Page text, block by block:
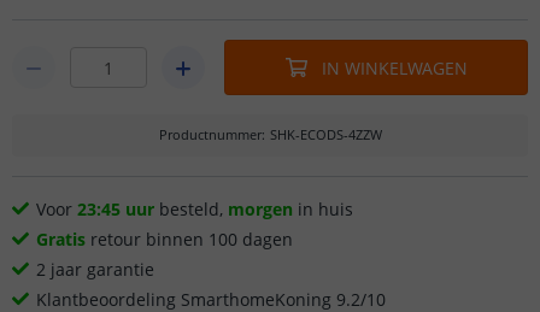
IN WINKELWAGEN
Productnummer: SHK-ECODS-4ZZW
Voor 23:45 uur besteld, morgen in huis
Gratis retour binnen 100 dagen
2 jaar garantie
Klantbeoordeling SmarthomeKoning 9.2/10